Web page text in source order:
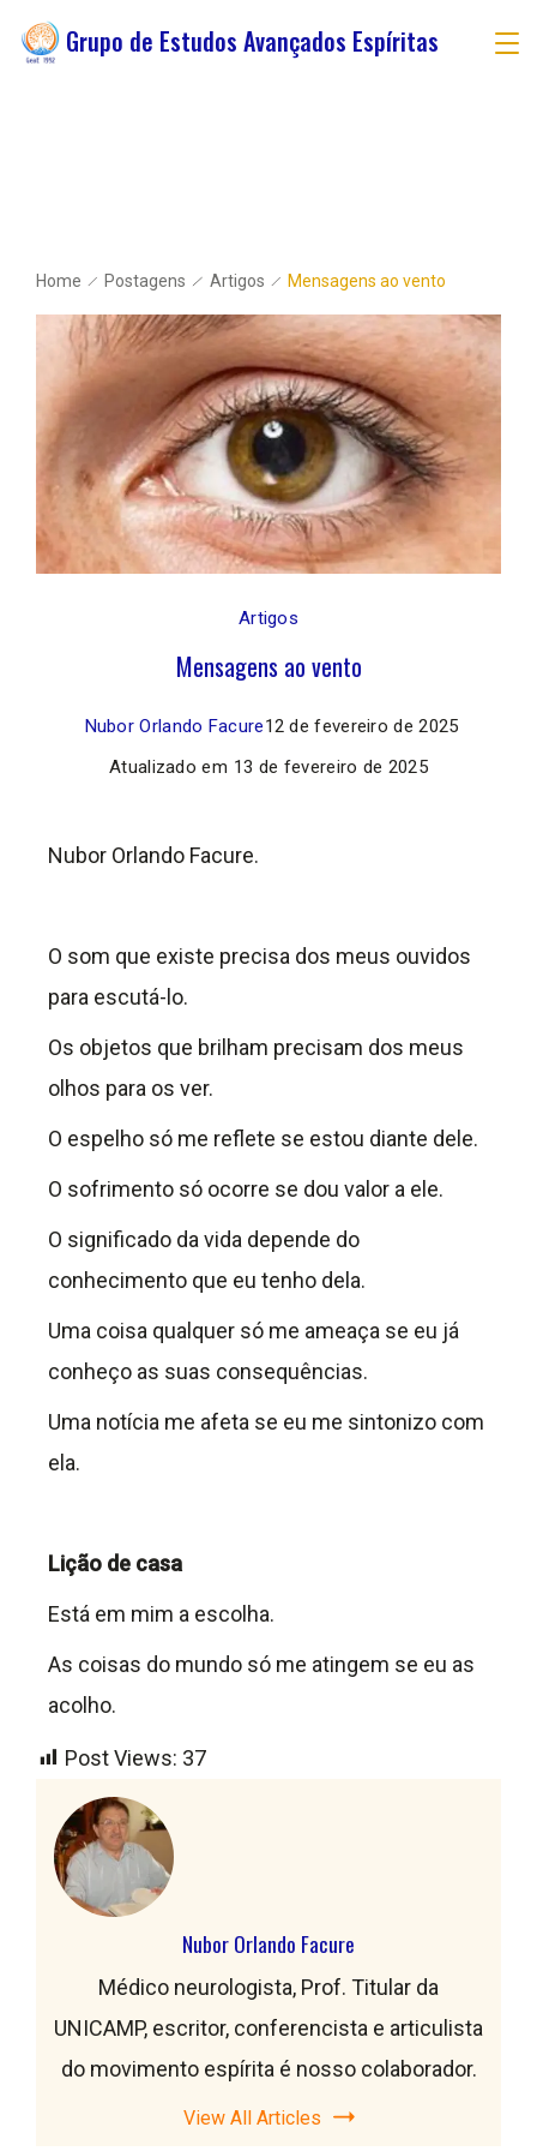
Grupo de Estudos Avançados Espíritas
Home Postagens Artigos Mensagens ao vento
Artigos
Mensagens ao vento
Nubor Orlando Facure12 de fevereiro de 2025
Atualizado em 13 de fevereiro de 2025
Nubor Orlando Facure.
O som que existe precisa dos meus ouvidos
para escutá-lo.
Os objetos que brilham precisam dos meus
olhos para os ver.
O espelho só me reflete se estou diante dele.
O sofrimento só ocorre se dou valor a ele.
O significado da vida depende do
conhecimento que eu tenho dela.
Uma coisa qualquer só me ameaça se eu já
conheço as suas consequências.
Uma notícia me afeta se eu me sintonizo com
ela.
Lição de casa
Está em mim a escolha.
As coisas do mundo só me atingem se eu as
acolho.
Post Views: 37
Nubor Orlando Facure
Médico neurologista, Prof. Titular da
UNICAMP, escritor, conferencista e articulista
do movimento espírita é nosso colaborador.
View All Articles